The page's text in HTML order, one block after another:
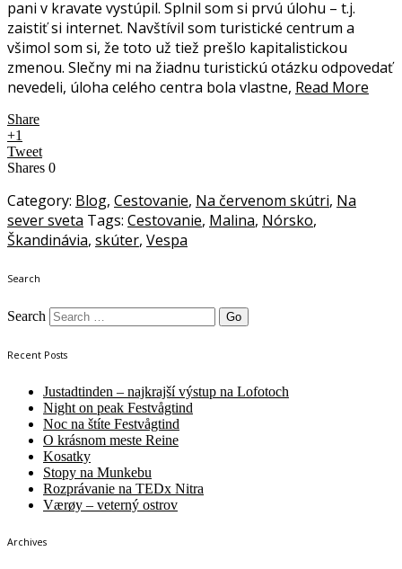
pani v kravate vystúpil. Splnil som si prvú úlohu – t.j.
zaistiť si internet. Navštívil som turistické centrum a
všimol som si, že toto už tiež prešlo kapitalistickou
zmenou. Slečny mi na žiadnu turistickú otázku odpovedať
nevedeli, úloha celého centra bola vlastne, Read More
Share
+1
Tweet
Shares 0
Category: Blog, Cestovanie, Na červenom skútri, Na
sever sveta Tags: Cestovanie, Malina, Nórsko,
Škandinávia, skúter, Vespa
Search
Search
Recent Posts
Justadtinden – najkrajší výstup na Lofotoch
Night on peak Festvågtind
Noc na štíte Festvågtind
O krásnom meste Reine
Kosatky
Stopy na Munkebu
Rozprávanie na TEDx Nitra
Værøy – veterný ostrov
Archives